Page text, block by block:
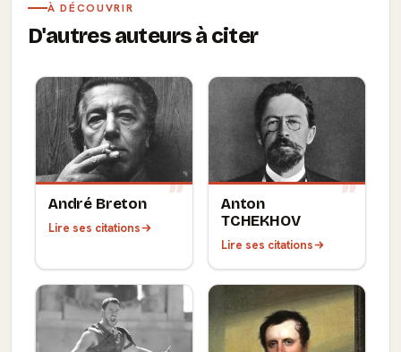
À DÉCOUVRIR
D'autres auteurs à citer
André Breton
Lire ses citations
Anton
TCHEKHOV
Lire ses citations